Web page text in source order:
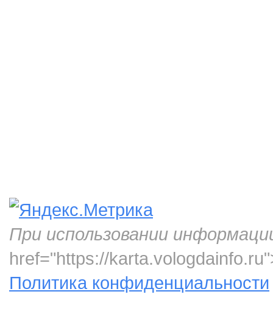
При использовании
href="https://
Политика конфиденциальности